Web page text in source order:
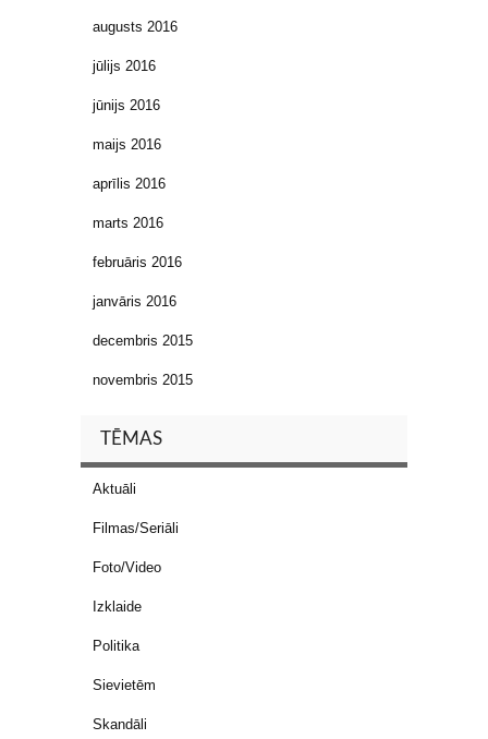
augusts 2016
jūlijs 2016
jūnijs 2016
maijs 2016
aprīlis 2016
marts 2016
februāris 2016
janvāris 2016
decembris 2015
novembris 2015
TĒMAS
Aktuāli
Filmas/Seriāli
Foto/Video
Izklaide
Politika
Sievietēm
Skandāli